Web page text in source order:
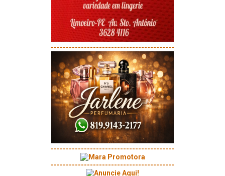
-----------------------------------------
-----------------------------------------
-----------------------------------------